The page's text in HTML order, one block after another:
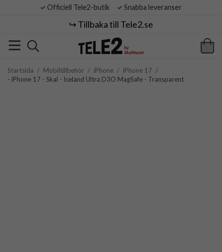
Officiell Tele2-butik Snabba leveranser
↪️ Tillbaka till Tele2.se
Startsida / Mobiltillbehör / iPhone / iPhone 17 /
- iPhone 17 - Skal - Iceland Ultra D3O MagSafe - Transparent